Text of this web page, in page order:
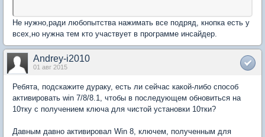
Не нужно,ради любопытства нажимать все подряд, кнопка есть у
всех,но нужна тем кто участвует в программе инсайдер.
Andrey-i2010
01 авг 2015
Ребята, подскажите дураку, есть ли сейчас какой-либо способ
активировать win 7/8/8.1, чтобы в последующем обновиться на
10тку с получением ключа для чистой установки 10тки?
Давным давно активировал Win 8, ключем, полученным для